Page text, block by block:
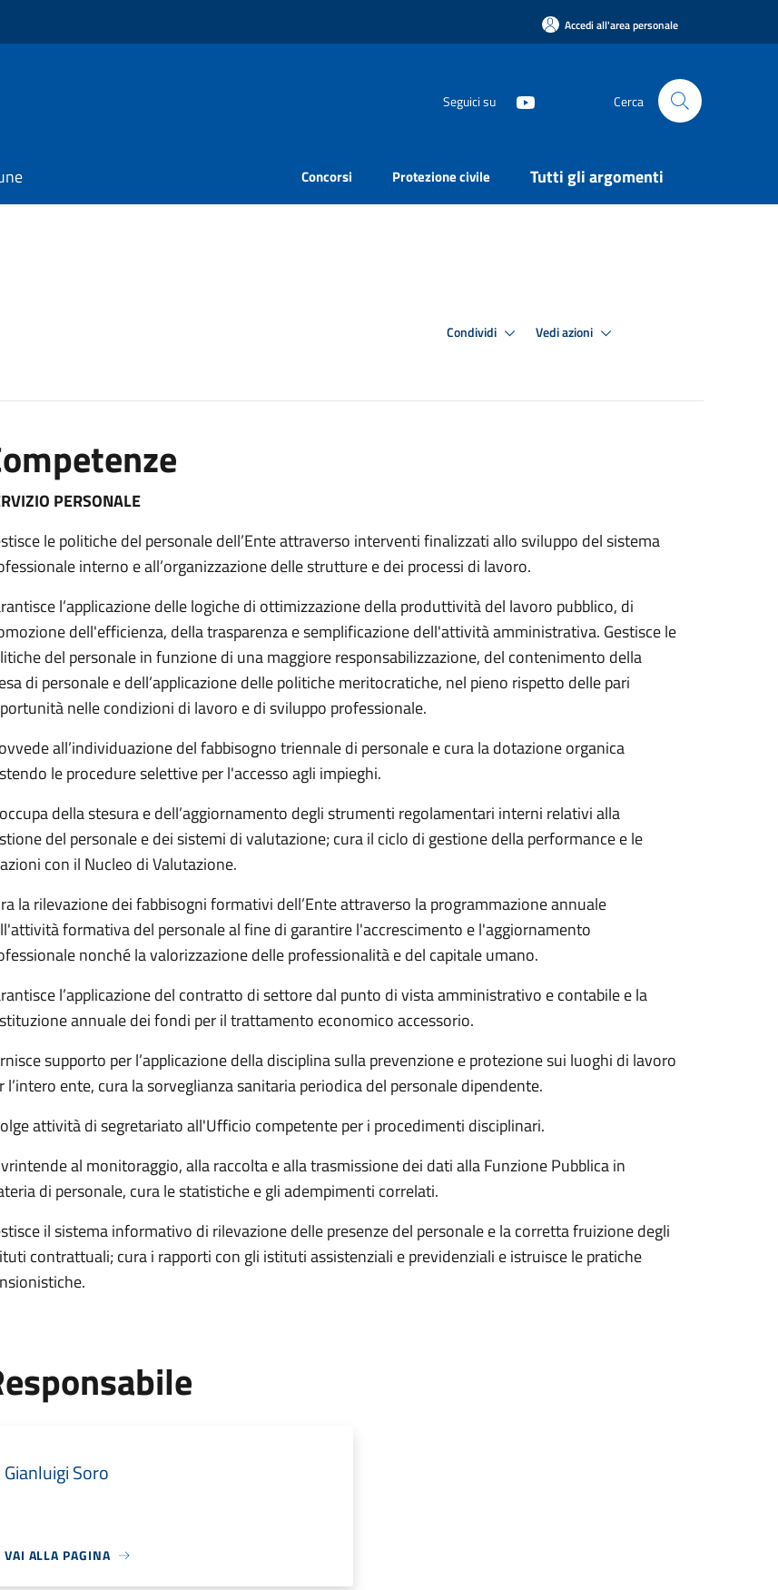
Accedi all'area personale
Seguici su Cerca
Concorsi Protezione civile Tutti gli argomenti
Condividi Vedi azioni
PERSONALE
le politiche del personale dell’Ente attraverso interventi finalizzati allo sviluppo del sistema
interno e all’organizzazione delle strutture e dei processi di lavoro.
l’applicazione delle logiche di ottimizzazione della produttività del lavoro pubblico, di
dell'efficienza, della trasparenza e semplificazione dell'attività amministrativa. Gestisce le
del personale in funzione di una maggiore responsabilizzazione, del contenimento della
di personale e dell’applicazione delle politiche meritocratiche, nel pieno rispetto delle pari
nelle condizioni di lavoro e di sviluppo professionale.
all’individuazione del fabbisogno triennale di personale e cura la dotazione organica
le procedure selettive per l'accesso agli impieghi.
della stesura e dell’aggiornamento degli strumenti regolamentari interni relativi alla
del personale e dei sistemi di valutazione; cura il ciclo di gestione della performance e le
con il Nucleo di Valutazione.
la rilevazione dei fabbisogni formativi dell’Ente attraverso la programmazione annuale
formativa del personale al fine di garantire l'accrescimento e l'aggiornamento
nonché la valorizzazione delle professionalità e del capitale umano.
l’applicazione del contratto di settore dal punto di vista amministrativo e contabile e la
annuale dei fondi per il trattamento economico accessorio.
supporto per l’applicazione della disciplina sulla prevenzione e protezione sui luoghi di lavoro
l’intero ente, cura la sorveglianza sanitaria periodica del personale dipendente.
attività di segretariato all'Ufficio competente per i procedimenti disciplinari.
al monitoraggio, alla raccolta e alla trasmissione dei dati alla Funzione Pubblica in
di personale, cura le statistiche e gli adempimenti correlati.
il sistema informativo di rilevazione delle presenze del personale e la corretta fruizione degli
contrattuali; cura i rapporti con gli istituti assistenziali e previdenziali e istruisce le pratiche
Gianluigi Soro
VAI ALLA PAGINA